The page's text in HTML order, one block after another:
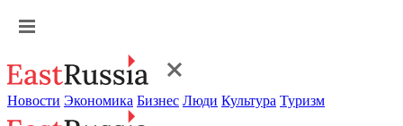
Новости Экономика Бизнес Люди Культура Туризм